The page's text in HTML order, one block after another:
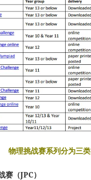
物理挑战赛系列分为三类
赛（JPC）